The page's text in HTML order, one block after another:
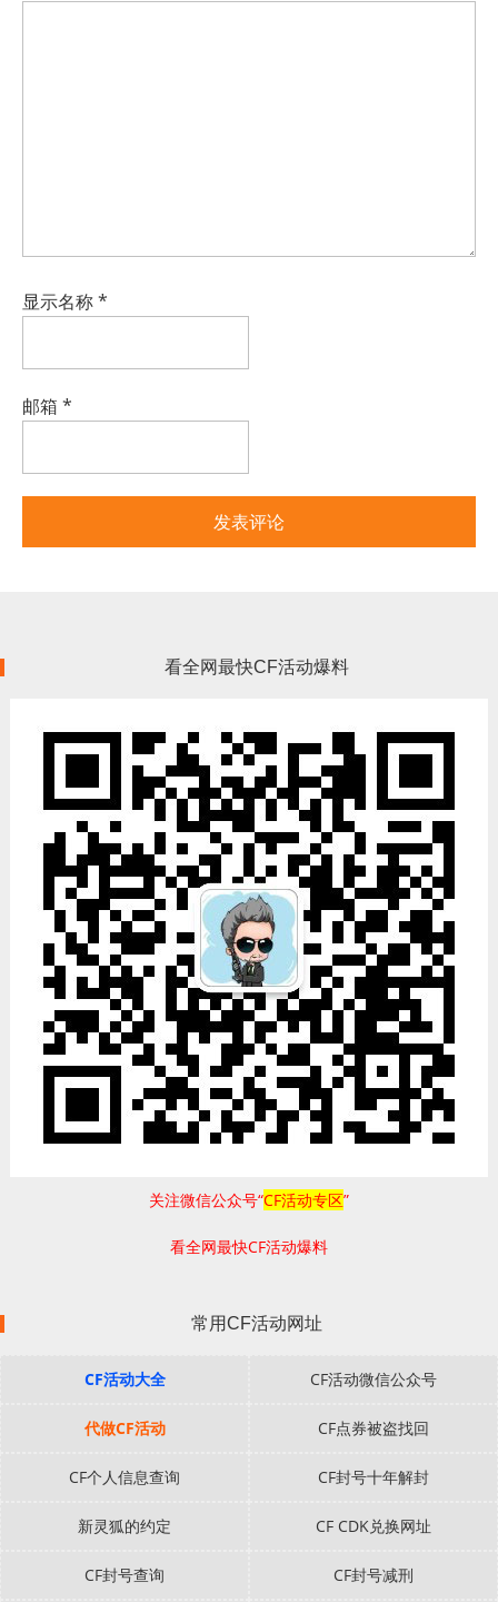
显示名称*
邮箱 *
看全网最快CF活动爆料
关注微信公众号“CF活动专区”
看全网最快CF活动爆料
常用CF活动网址
CF活动大全 CF活动微信公众号
代做CF活动 CF点券被盗找回
CF个人信息查询 CF封号十年解封
新灵狐的约定 CF CDK兑换网址
CF封号查询 CF封号减刑